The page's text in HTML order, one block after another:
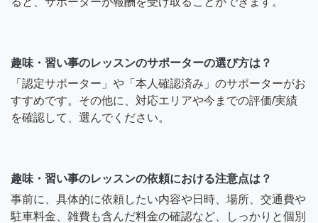
趣味・習い事のレッスンのサポーターの選び方は？
「認定サポーター」や「本人確認済み」のサポーターがお
すすめです。その他に、対応エリアや今までの評価/実績
を確認して、選んでください。
趣味・習い事のレッスンの依頼における注意点は？
事前に、具体的に依頼したい内容や日時、場所、交通費や
駐車料金、雑費も含んだ料金の確認など、しっかりと個別